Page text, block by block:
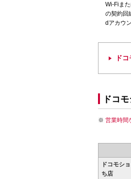
Wi-Fiま
の契約回
dアカウ
ド
ドコ
営業時間
ドコモシ
ち店